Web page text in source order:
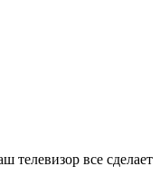
все сделает